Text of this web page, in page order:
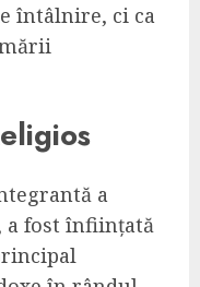
întâlnire, ci ca
a
a fost înființată